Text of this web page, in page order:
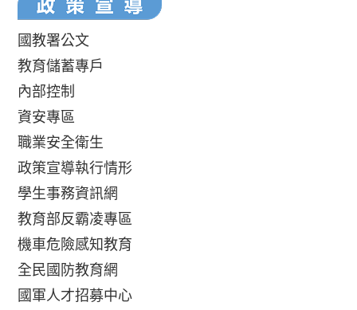
國教署公文
教育儲蓄專戶
內部控制
資安專區
職業安全衛生
政策宣導執行情形
學生事務資訊網
教育部反霸凌專區
機車危險感知教育
全民國防教育網
國軍人才招募中心